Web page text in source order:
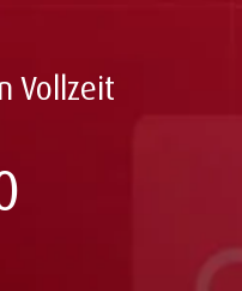
Vollzeit